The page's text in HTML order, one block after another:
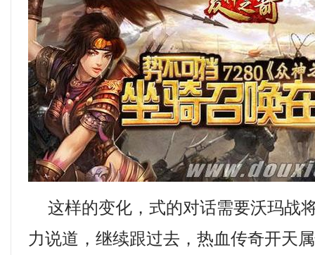
这样的变化，式的对话需要沃玛战
力说道，继续跟过去，热血传奇开天